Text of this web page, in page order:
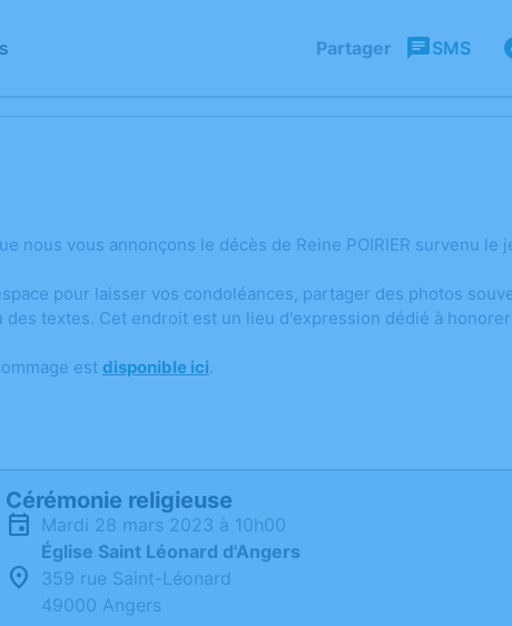
Partager SMS
nous vous annonçons le décès de Reine POIRIER survenu le
pour laisser vos condoléances, partager des photos
textes. Cet endroit est un lieu d'expression dédié à honorer
est disponible ici.
Cérémonie religieuse
mardi 28 mars 2023 à 10h00
Église Saint Léonard d'Angers
359 rue Saint-Léonard
49000 Angers